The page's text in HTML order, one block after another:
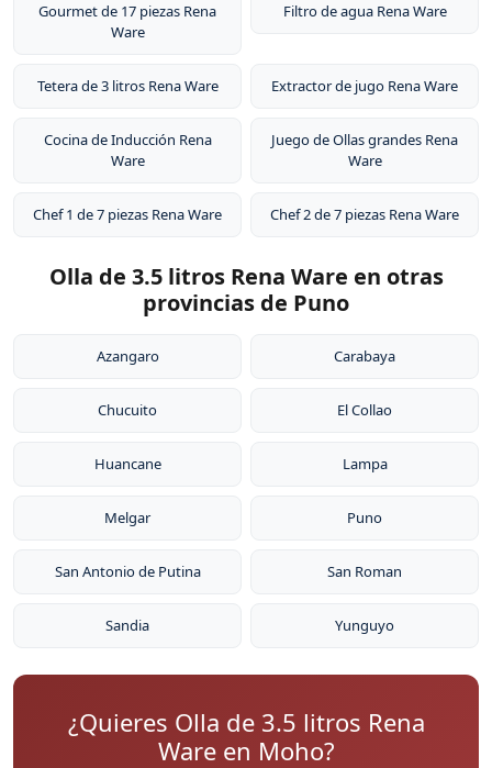
Gourmet de 17 piezas Rena
Ware
Filtro de agua Rena Ware
Tetera de 3 litros Rena Ware Extractor de jugo Rena Ware
Cocina de Inducción Rena
Ware
Juego de Ollas grandes Rena
Ware
Chef 1 de 7 piezas Rena Ware Chef 2 de 7 piezas Rena Ware
Olla de 3.5 litros Rena Ware en otras
provincias de Puno
Azangaro Carabaya
Chucuito El Collao
Huancane Lampa
Melgar Puno
San Antonio de Putina San Roman
Sandia Yunguyo
¿Quieres Olla de 3.5 litros Rena
Ware en Moho?